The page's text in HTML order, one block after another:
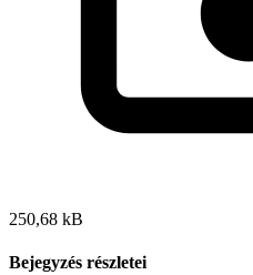
250,68 kB
Bejegyzés részletei